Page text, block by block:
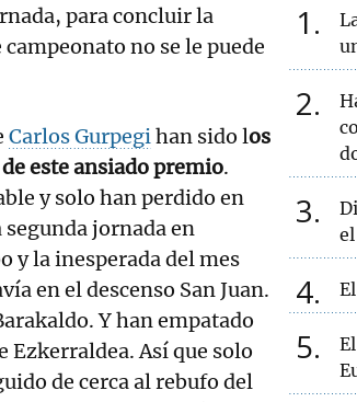
para concluir la
no se le puede
Carlos Gurpegihan sido los
este ansiado premio.
y solo han perdido en
segunda jornada en
y la inesperada del mes
en el descenso San Juan.
Y han empatado
Ezkerraldea. Así que solo
de cerca al rebufo del
1
2
3
4
5